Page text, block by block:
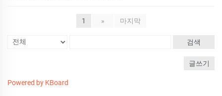
1 » 마지막
검색
글쓰기
Powered by KBoard